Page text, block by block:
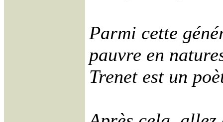
Parmi cette
pauvre en
Trenet est un